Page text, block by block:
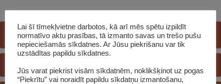
E-GRĀMATU BIBLIOTĒKA
Lai šī tīmekļvietne darbotos, kā arī mēs spētu izpildīt
normatīvo aktu prasības, tā izmanto savas un trešo pušu
nepieciešamās sīkdatnes. Ar Jūsu piekrišanu var tik
uzstādītas papildu sīkdatnes.
Jūs varat piekrist visām sīkdatnēm, noklikšķinot uz pogas
“Piekrītu” vai noraidīt papildu sīkdatņu izmantošanu,